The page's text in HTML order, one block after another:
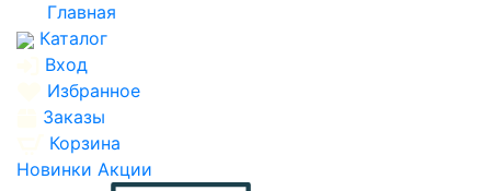
Главная
Каталог
Вход
Избранное
Заказы
Корзина
Новинки Акции